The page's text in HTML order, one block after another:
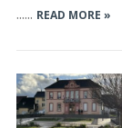
...... READ MORE »